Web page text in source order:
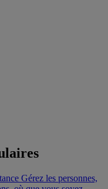
Gérez les personnes,